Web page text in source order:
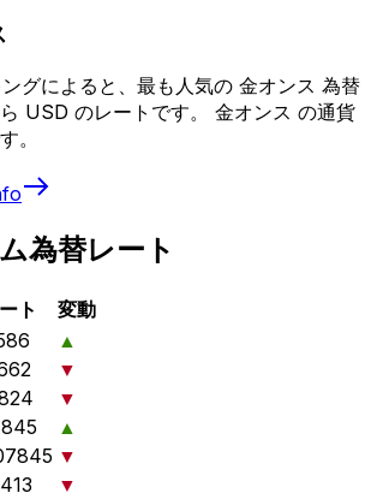
グによると、最も人気の 金オンス 為替
USD のレートです。 金オンス の通貨
。
為替レート
ト
変動
▲
▼
▼
▲
▼
▼